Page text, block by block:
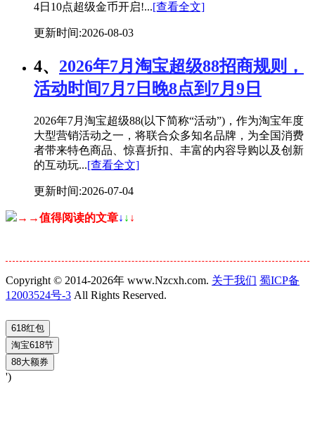
4日10点超级金币开启!...[查看全文]
更新时间:2026-08-03
4、 2026年7月淘宝超级88招商规则，
活动时间7月7日晚8点到7月9日
2026年7月淘宝超级88(以下简称“活动”)，作为淘宝年度
大型营销活动之一，将联合众多知名品牌，为全国消费
者带来特色商品、惊喜折扣、丰富的内容导购以及创新
的互动玩...[查看全文]
更新时间:2026-07-04
→→值得阅读的文章↓ ↓ ↓
Copyright © 2014-2026年 www.Nzcxh.com. 关于我们 蜀ICP备
12003524号-3 All Rights Reserved.
')